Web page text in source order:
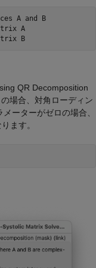
A and B
A
B
QR Decomposition
場合、対角ローディン
ーターがゼロの場合、
ます。